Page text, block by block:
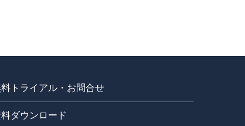
トライアル・お問合せ
ダウンロード